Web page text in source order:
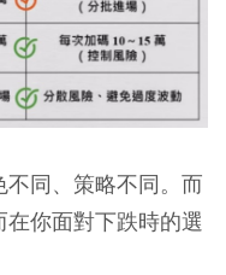
同、策略不同。而
你面對下跌時的選